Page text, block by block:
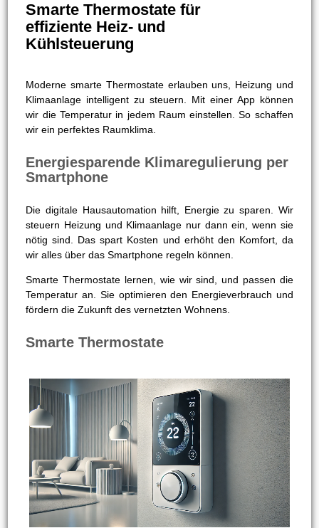
Smarte Thermostate für
effiziente Heiz- und
Kühlsteuerung
Moderne smarte Thermostate erlauben uns, Heizung und
Klimaanlage intelligent zu steuern. Mit einer App können
wir die Temperatur in jedem Raum einstellen. So schaffen
wir ein perfektes Raumklima.
Energiesparende Klimaregulierung per
Smartphone
Die digitale Hausautomation hilft, Energie zu sparen. Wir
steuern Heizung und Klimaanlage nur dann ein, wenn sie
nötig sind. Das spart Kosten und erhöht den Komfort, da
wir alles über das Smartphone regeln können.
Smarte Thermostate lernen, wie wir sind, und passen die
Temperatur an. Sie optimieren den Energieverbrauch und
fördern die Zukunft des vernetzten Wohnens.
Smarte Thermostate